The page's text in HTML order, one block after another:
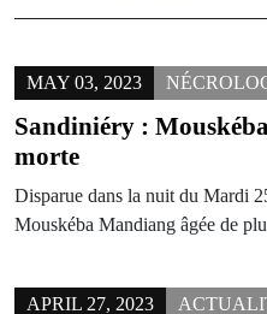
MAY 03, 2023
Sandiniéry :
morte
Disparue dans la nuit du Mardi
Mouskéba Mandiang âgée de
APRIL 27, 2023